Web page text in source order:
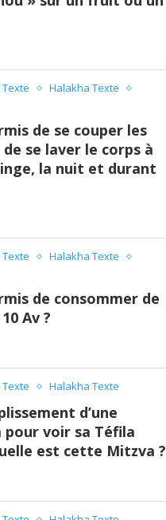
Halakha Texte
de se couper les
se laver le corps à
la nuit et durant
Halakha Texte
de consommer de
Av ?
Halakha Texte
d’une
voir sa Téfila
est cette Mitzva ?